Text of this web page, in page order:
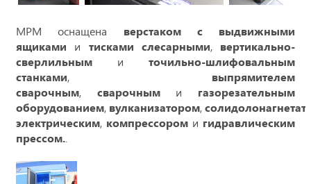
МРМ оснащена верстаком с выдвижными
ящиками и тисками слесарными, вертикально-
сверлильным и точильно-шлифовальным
станками, выпрямителем
сварочным, сварочными газорезательным
оборудованием, вулканизатором,
электрическим, компрессором и гидравлическим
прессом..